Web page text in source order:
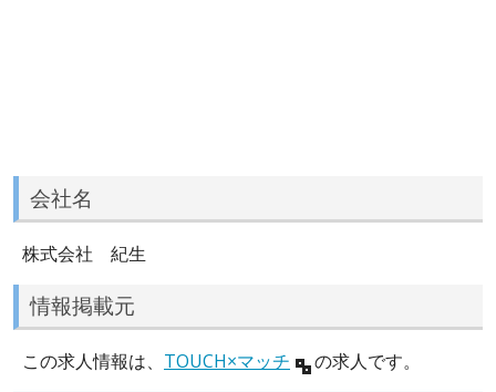
会社名
株式会社 紀生
情報掲載元
この求人情報は、 TOUCH×マッチ の求人です。